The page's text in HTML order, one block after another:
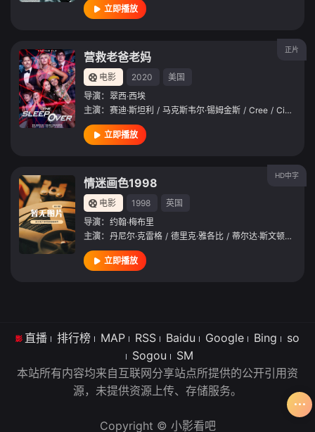
立即播放
正片
营救老爸老妈
电影 2020
美国
导演： 翠西·西埃
主演： 赛迪·斯坦利 / 马克斯韦尔·锡姆金斯 / Cree / Cicchino
立即播放
HD中字
情迷画色1998
电影 1998
英国
导演： 约翰·梅布里
主演： 丹尼尔·克雷格 / 德里克·雅各比 / 蒂尔达·斯文顿 /
立即播放
直播 排行榜 MAP RSS Baidu Google Bing
so
Sogou
SM
本站所有内容均来自互联网分享站点所提供的公开引用资
源，未提供资源上传、存储服务。
Copyright © 小影看吧